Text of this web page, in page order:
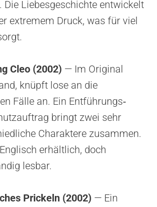
Die Liebesgeschichte entwickelt
extremem Druck, was für viel
Cleo (2002) — Im Original
knüpft lose an die
Fälle an. Ein Entführungs‑
bringt zwei sehr
Charaktere zusammen.
erhältlich, doch
lesbar.
Prickeln (2002) — Ein